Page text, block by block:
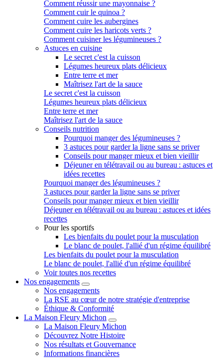
Comment réussir une mayonnaise ?
Comment cuir le quinoa ?
Comment cuire les aubergines
Comment cuire les haricots verts ?
Comment cuisiner les légumineuses ?
Astuces en cuisine
Le secret c'est la cuisson
Légumes heureux plats délicieux
Entre terre et mer
Maîtrisez l'art de la sauce
Le secret c'est la cuisson
Légumes heureux plats délicieux
Entre terre et mer
Maîtrisez l'art de la sauce
Conseils nutrition
Pourquoi manger des légumineuses ?
3 astuces pour garder la ligne sans se priver
Conseils pour manger mieux et bien vieillir
Déjeuner en télétravail ou au bureau : astuces et
idées recettes
Pourquoi manger des légumineuses ?
3 astuces pour garder la ligne sans se priver
Conseils pour manger mieux et bien vieillir
Déjeuner en télétravail ou au bureau : astuces et idées
recettes
Pour les sportifs
Les bienfaits du poulet pour la musculation
Le blanc de poulet, l'allié d'un régime équilibré
Les bienfaits du poulet pour la musculation
Le blanc de poulet, l'allié d'un régime équilibré
Voir toutes nos recettes
Nos engagements
Nos engagements
La RSE au cœur de notre stratégie d'entreprise
Éthique & Conformité
La Maison Fleury Michon
La Maison Fleury Michon
Découvrez Notre Histoire
Nos résultats et Gouvernance
Informations financières